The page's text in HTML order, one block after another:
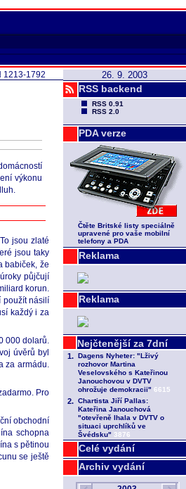
26. 9. 2003
RSS backend
RSS 0.91
RSS 2.0
PDA verze
Čtěte Britské listy speciálně
upravené pro vaše mobilní
telefony a PDA
Reklama
Reklama
Celé vydání
Archiv vydání
1213-1792
výkonu
jsou zlaté
jsou taky
babiček, že
půjčují
korun.
použít násilí
každý i za
000 dolarů.
úvěrů byl
za armádu.
Pro
obchodní
schopna
s pětinou
se ještě